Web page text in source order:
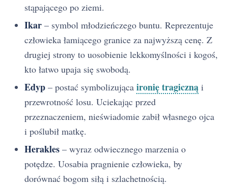
stąpającego po ziemi.
Ikar – symbol młodzieńczego buntu. Reprezentuje
człowieka łamiącego granice za najwyższą cenę. Z
drugiej strony to uosobienie lekkomyślności i kogoś,
kto łatwo upaja się swobodą.
Edyp – postać symbolizująca ironię tragiczną i
przewrotność losu. Uciekając przed
przeznaczeniem, nieświadomie zabił własnego ojca
i poślubił matkę.
Herakles – wyraz odwiecznego marzenia o
potędze. Uosabia pragnienie człowieka, by
dorównać bogom siłą i szlachetnością.